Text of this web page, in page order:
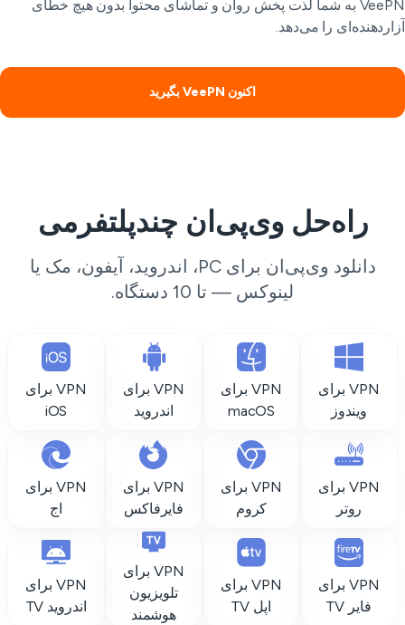
VeePN به شما لذت پخش روان و تماشای محتوا بدون هیچ خطای
را می‌دهد.
اکنون VeePN بگیرید
راه‌حل وی‌پی‌ان چندپلتفرمی
دانلود وی‌پی‌ان برای PC، اندروید، آیفون، مک یا
لینوکس — تا 10 دستگاه.
VPN برای
ویندوز
VPN برای
macOS
VPN برای
اندروید
VPN برای
iOS
VPN برای
روتر
VPN برای
کروم
VPN برای
فایرفاکس
VPN برای
VPN برای
فایر TV
VPN برای
اپل TV
VPN برای
تلویزیون
هوشمند
VPN برای
اندروید TV